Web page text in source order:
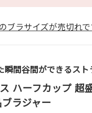
ブラサイズが売切れで
瞬間谷間ができるス
ハーフカップ 超
ラジャー